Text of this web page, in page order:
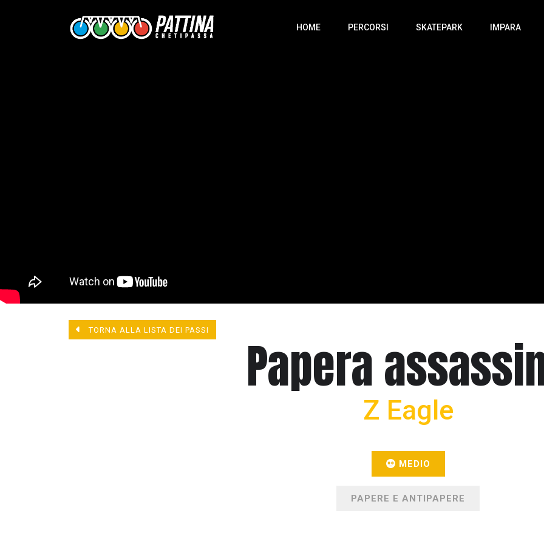
HOME PERCORSI SKATEPARK IMPARA
TORNA ALLA LISTA DEI PASSI
Papera
Z Eagle
MEDIO
PAPERE E ANTIPAPERE